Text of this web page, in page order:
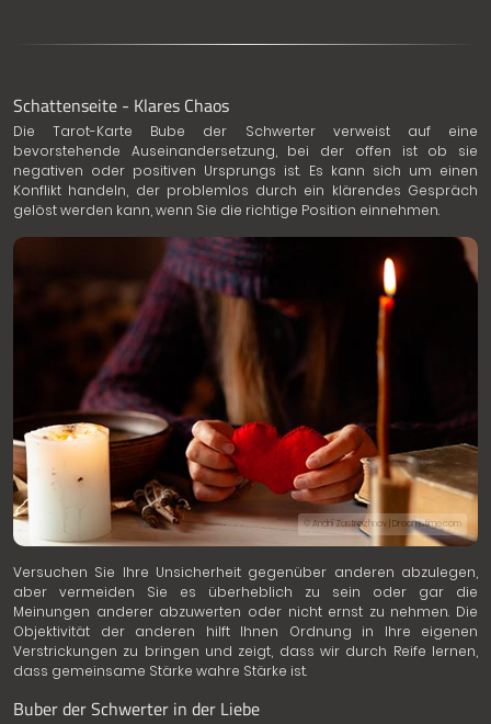
Schattenseite - Klares Chaos
Die Tarot-Karte Bube der Schwerter verweist auf eine
bevorstehende Auseinandersetzung, bei der offen ist ob sie
negativen oder positiven Ursprungs ist. Es kann sich um einen
Konflikt handeln, der problemlos durch ein klärendes Gespräch
gelöst werden kann, wenn Sie die richtige Position einnehmen.
© Andrii Zastrozhnov | Dreamstime.com
Versuchen Sie Ihre Unsicherheit gegenüber anderen abzulegen,
aber vermeiden Sie es überheblich zu sein oder gar die
Meinungen anderer abzuwerten oder nicht ernst zu nehmen. Die
Objektivität der anderen hilft Ihnen Ordnung in Ihre eigenen
Verstrickungen zu bringen und zeigt, dass wir durch Reife lernen,
dass gemeinsame Stärke wahre Stärke ist.
Buber der Schwerter in der Liebe